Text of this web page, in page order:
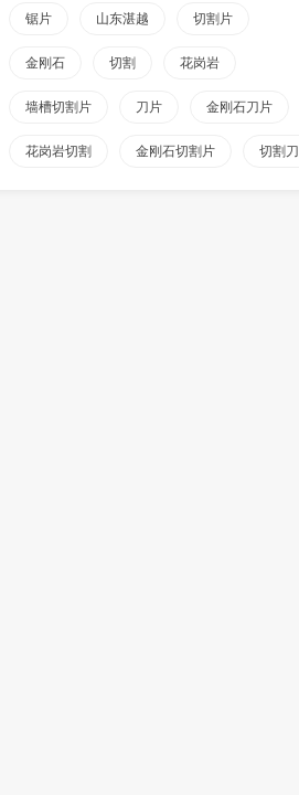
锯片 山东湛越 切割片
金刚石 切割 花岗岩
墙槽切割片 刀片 金刚石刀片
花岗岩切割 金刚石切割片 切割刀